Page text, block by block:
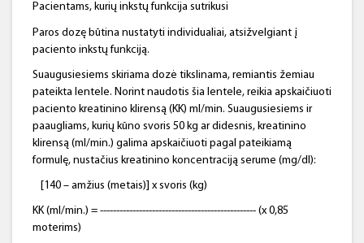
Pacientams, kurių inkstų funkcija sutrikusi
Paros dozę būtina nustatyti individualiai, atsižvelgiant į
paciento inkstų funkciją.
Suaugusiesiems skiriama dozė tikslinama, remiantis žemiau
pateikta lentele. Norint naudotis šia lentele, reikia apskaičiuoti
paciento kreatinino klirensą (KK) ml/min. Suaugusiesiems ir
paaugliams, kurių kūno svoris 50 kg ar didesnis, kreatinino
klirensą (ml/min.) galima apskaičiuoti pagal pateikiamą
formulę, nustačius kreatinino koncentraciją serume (mg/dl):
[140 – amžius (metais)] x svoris (kg)
KK (ml/min.) = ------------------------------------------------ (x 0,85
moterims)